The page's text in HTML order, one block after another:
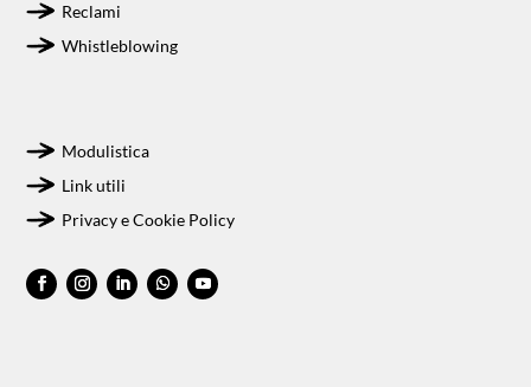
Reclami
Whistleblowing
Modulistica
Link utili
Privacy e Cookie Policy